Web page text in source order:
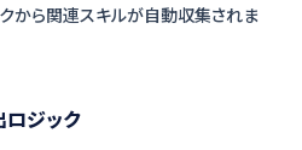
から関連スキルが自動収集されま
ジック